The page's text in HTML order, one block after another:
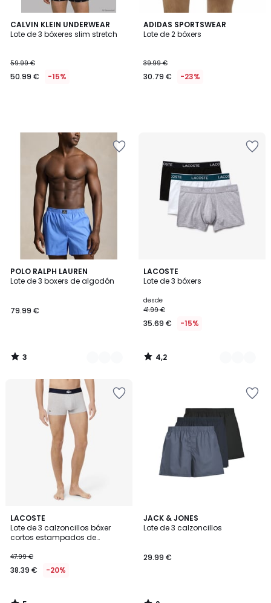
CALVIN KLEIN UNDERWEAR
Lote de 3 bóxeres slim stretch
59.99 €
50.99 € -15%
ADIDAS SPORTSWEAR
Lote de 2 bóxers
39.99 €
30.79 € -23%
POLO RALPH LAUREN
Lote de 3 boxers de algodón
79.99 €
3
/
2
Colores
3
/
LACOSTE
Lote de 3 bóxers
desde
41.99 €
35.69 € -15%
4,2
/ 5
2
Colores
4,2
/
LACOSTE
Lote de 3 calzoncillos bóxer
cortos estampados de
47.99 €
38.39 € -20%
5
/
5
JACK & JONES
Lote de 3 calzoncillos
29.99 €
2
/